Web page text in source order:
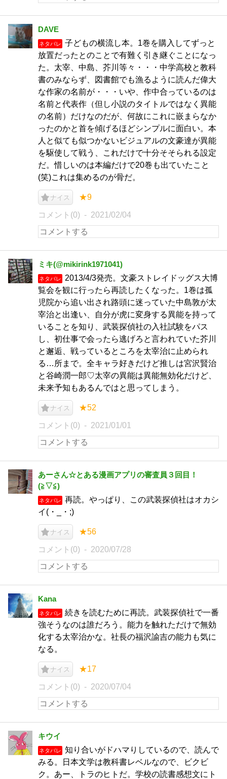
DAVE
ネタバレ
子どもの横流し本。1巻を購入してずっと
放置だったとのことで有難く引き継ぐことになっ
た。太宰、中島、芥川等々・・・中学高校と教科
書のみならず、図書館でも漁るように読んだ偉大
な作家の名前が・・・いや、作中合っているのは
名前と代表作（但し小説のタイトルではなく異能
の名前）だけなのだが、何故にこれに嵌まらなか
ったのかと首を傾げるほどシンプルに面白い。本
人と似ても似つかないビジュアルの文豪達が異能
を駆使して戦う、これだけで十分そそられる設定
だ。惜しいのは本編だけで20巻も出ていたこと
(笑)これは集めるのが骨だ。
ナイス ★9
コメント(0) 2021/02/04
ミキ(@mikirink1971041)
ネタバレ
2013/4/3発売。文豪ストレイドッグス大博
覧会を観に行ったら再読したくなった。1巻は孤
児院から追い出され路頭に迷っていた中島敦が太
宰治と出逢い、自分が虎に変身する異能を持って
いることを知り、武装探偵社の入社試験をパス
し、初仕事で会ったら逃げろと言われていた芥川
と邂逅、戦っているところを太宰治に止められ
る…所まで。全キャラ好きだけど推しは宮沢賢治
と谷崎潤一郎♡太宰の異能は異能無効化だけど、
未来予知もあるんではと思ってしまう。
ナイス ★52
コメント(0) 2021/01/01
あーさん☆とある漫画アプリの審査員３回目！
(⁠≧⁠▽⁠≦⁠)
ネタバレ
再読。やっぱり、この武装探偵社はオカシ
イ(・_・;)
ナイス ★56
コメント(0) 2020/07/28
Kana
ネタバレ
続きを読むために再読。武装探偵社で一番
強そうなのは誰だろう。能力を触れただけで無効
化する太宰治かな。社長の福沢諭吉の能力も気に
なる。
ナイス ★17
コメント(0) 2020/07/04
キウイ
ネタバレ
知り合いがドハマりしているので、読んで
みる。日本文学は教科書レベルなので、ビクビ
ク。あー、トラのヒトだ。学校の読書感想文にト